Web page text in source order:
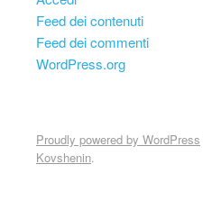
Feed dei contenuti
Feed dei commenti
WordPress.org
Proudly powered by WordPress
Kovshenin.